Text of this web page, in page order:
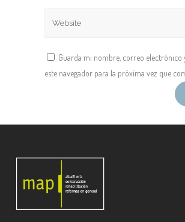
Guarda mi nombre, correo electrónico
este navegador para la próxima vez que